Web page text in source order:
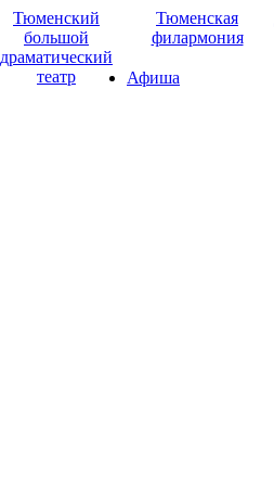
Тюменский
большой
драматический
театр
Тюменская
филармония
Афиша